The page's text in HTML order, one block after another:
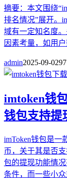
摘要：本文围绕
排名情况”展开。
域有一定知名度
因素考量，如用
admin2025-09-02
imtoken钱
钱包支持提
imToken钱包是一
币，关于其是否
包的提现功能情
条件，而一些小